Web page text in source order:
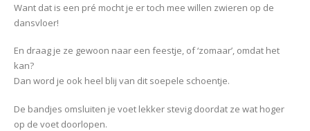
Want dat is een pré mocht je er toch mee willen zwieren op de
dansvloer!
En draag je ze gewoon naar een feestje, of ‘zomaar’, omdat het
kan?
Dan word je ook heel blij van dit soepele schoentje.
De bandjes omsluiten je voet lekker stevig doordat ze wat hoger
op de voet doorlopen.